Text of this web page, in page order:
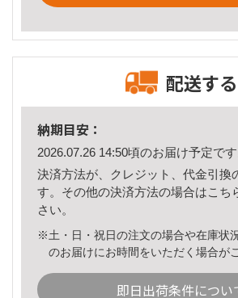
配送する
納期目安：
2026.07.26 14:50頃のお届け予定です
決済方法が、クレジット、代金引換
す。その他の決済方法の場合はこち
さい。
※土・日・祝日の注文の場合や在庫状
のお届けにお時間をいただく場合が
即日出荷条件につい